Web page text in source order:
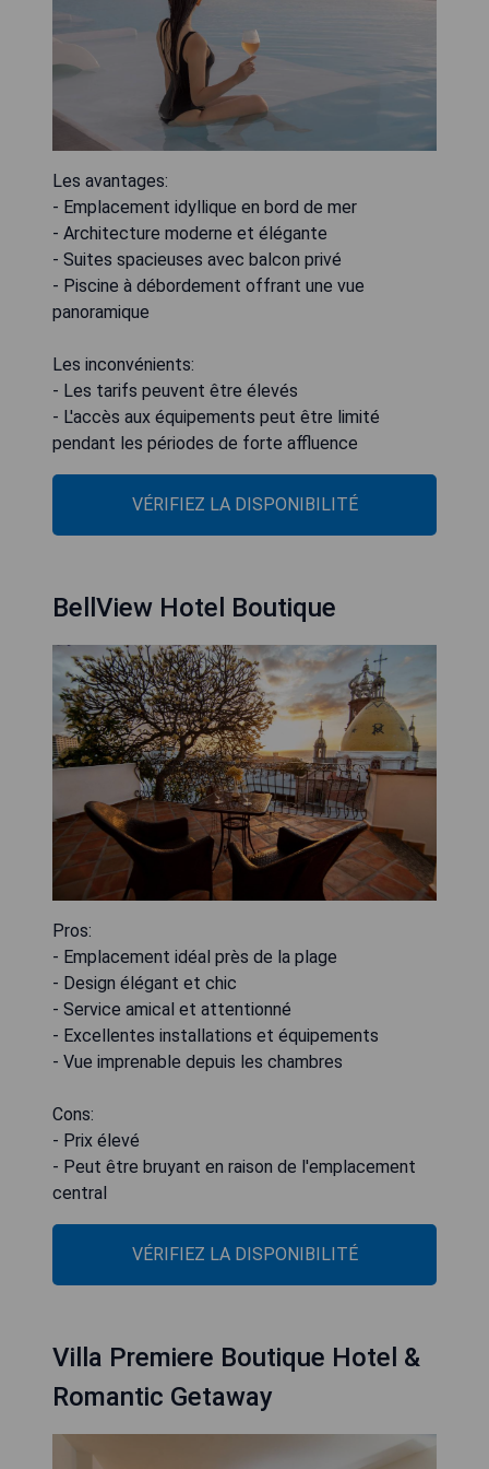
Les avantages:
- Emplacement idyllique en bord de mer
- Architecture moderne et élégante
- Suites spacieuses avec balcon privé
- Piscine à débordement offrant une vue
panoramique
Les inconvénients:
- Les tarifs peuvent être élevés
- L'accès aux équipements peut être limité
pendant les périodes de forte affluence
VÉRIFIEZ LA DISPONIBILITÉ
BellView Hotel Boutique
Pros:
- Emplacement idéal près de la plage
- Design élégant et chic
- Service amical et attentionné
- Excellentes installations et équipements
- Vue imprenable depuis les chambres
Cons:
- Prix élevé
- Peut être bruyant en raison de l'emplacement
central
VÉRIFIEZ LA DISPONIBILITÉ
Villa Premiere Boutique Hotel &
Romantic Getaway